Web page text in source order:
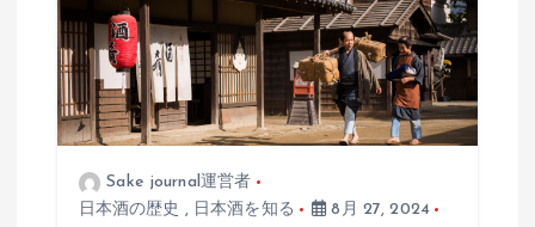
Sake journal運営者
日本酒の歴史 , 日本酒を知る
8月 27, 2024